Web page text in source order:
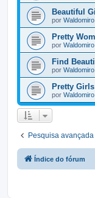
Beautiful
por Waldomiro
Pretty
por Waldomiro
Find
por Waldomiro
Pretty
por Waldomiro
Pesquisa avançada
Índice do fórum